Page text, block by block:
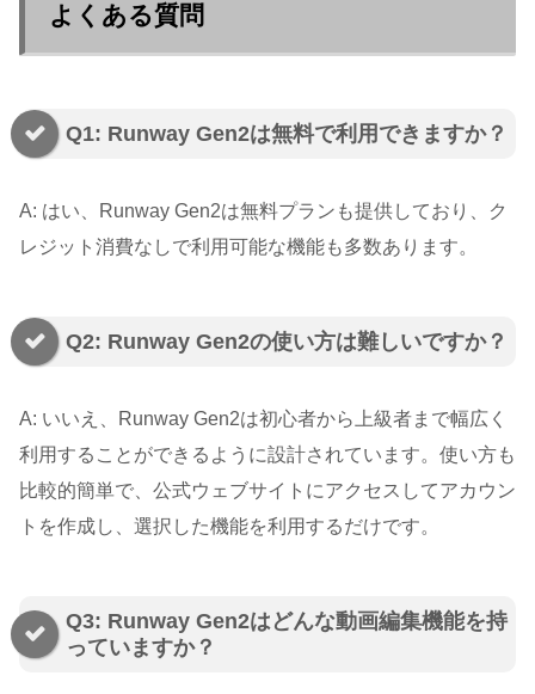
よくある質問
Q1: Runway Gen2は無料で利用できますか？
A: はい、Runway Gen2は無料プランも提供しており、ク
レジット消費なしで利用可能な機能も多数あります。
Q2: Runway Gen2の使い方は難しいですか？
A: いいえ、Runway Gen2は初心者から上級者まで幅広く
利用することができるように設計されています。使い方も
比較的簡単で、公式ウェブサイトにアクセスしてアカウン
トを作成し、選択した機能を利用するだけです。
Q3: Runway Gen2はどんな動画編集機能を持
っていますか？